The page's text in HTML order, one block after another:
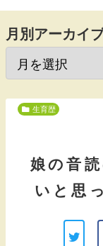
月別アーカイ
生育歴
娘の音
いと思